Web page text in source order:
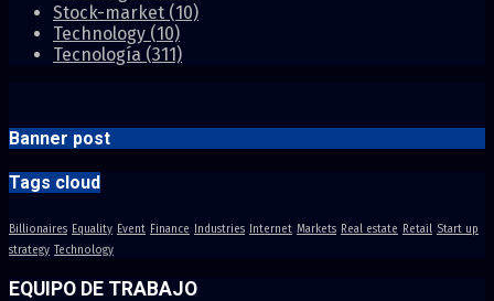
Stock-market (10)
Technology (10)
Tecnología (311)
Banner post
Tags cloud
Billionaires Equality Event Finance Industries Internet Markets Real estate Retail Start up
strategy Technology
EQUIPO DE TRABAJO